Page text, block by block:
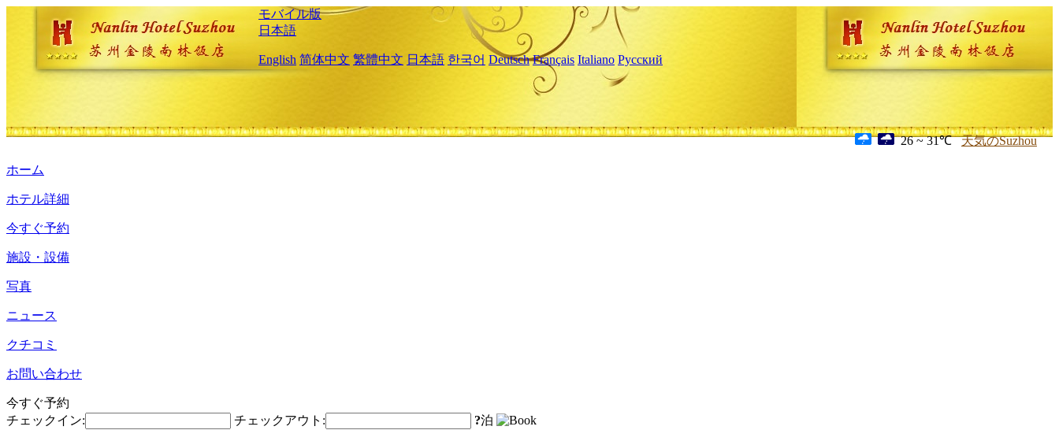
モバイル版
日本語
English 简体中文 繁體中文 日本語 한국어 Deutsch Français Italiano Русский
26 ~ 31℃ 天気のSuzhou
ホーム
ホテル詳細
今すぐ予約
施設・設備
写真
ニュース
クチコミ
お問い合わせ
今すぐ予約
チェックイン:
チェックアウト: ?泊